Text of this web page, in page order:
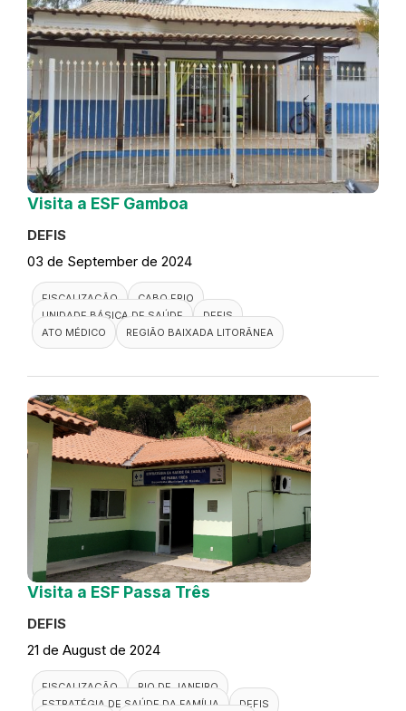
Visita a ESF Gamboa
DEFIS
03 de September de 2024
FISCALIZAÇÃO
CABO FRIO
UNIDADE BÁSICA DE SAÚDE
DEFIS
ATO MÉDICO
REGIÃO BAIXADA LITORÂNEA
Visita a ESF Passa Três
DEFIS
21 de August de 2024
FISCALIZAÇÃO
RIO DE JANEIRO
ESTRATÉGIA DE SAÚDE DA FAMÍLIA
DEFIS